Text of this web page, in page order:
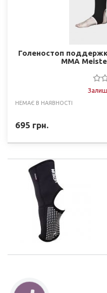
Голеностоп
ММА
НЕМАЄ В НАЯВНОСТІ
695 грн.